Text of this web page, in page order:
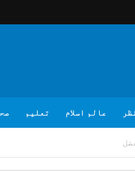
عالم اسلام تعلیم